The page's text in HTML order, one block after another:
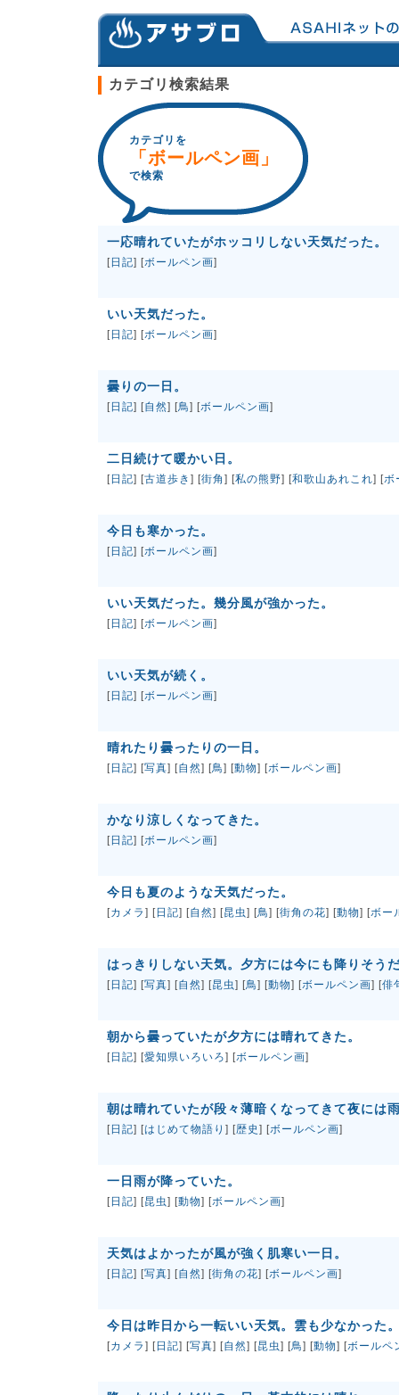
カテゴリ検索結果
カテゴリを
「ボールペン画」
で検索
一応晴れていたがホッコリしない天気だった。
[日記] [ボールペン画]
いい天気だった。
[日記] [ボールペン画]
曇りの一日。
[日記] [自然] [鳥] [ボールペン画]
二日続けて暖かい日。
[日記] [古道歩き ] [街角 ] [私の熊野] [和歌山あれこれ] [ボ
今日も寒かった。
[日記] [ボールペン画]
いい天気だった。幾分風が強かった。
[日記] [ボールペン画]
いい天気が続く。
[日記] [ボールペン画]
晴れたり曇ったりの一日。
[日記] [写真] [自然] [鳥] [動物] [ボールペン画]
かなり涼しくなってきた。
[日記] [ボールペン画]
今日も夏のような天気だった。
[カメラ ] [日記] [自然] [昆虫] [鳥] [街角の花] [動物] [ボー
はっきりしない天気。夕方には今にも降りそう
[日記] [写真] [自然] [昆虫] [鳥] [動物] [ボールペン画] [俳
朝から曇っていたが夕方には晴れてきた。
[日記] [愛知県いろいろ] [ボールペン画]
朝は晴れていたが段々薄暗くなってきて夜には
[日記] [はじめて物語り ] [歴史 ] [ボールペン画]
一日雨が降っていた。
[日記] [昆虫] [動物] [ボールペン画]
天気はよかったが風が強く肌寒い一日。
[日記] [写真] [自然] [街角の花] [ボールペン画]
今日は昨日から一転いい天気。雲も少なかった
[カメラ ] [日記] [写真] [自然] [昆虫] [鳥] [動物] [ボールペ